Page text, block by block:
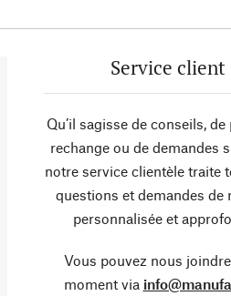
Service client
Qu’il sagisse de conseils, de
rechange ou de demandes
notre service clientèle traite
questions et demandes de
personnalisée et
Vous pouvez nous
moment via